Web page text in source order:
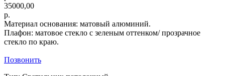
35000,00
р.
Материал основания: матовый алюминий.
Плафон: матовое стекло с зеленым оттенком/ прозрачное
стекло по краю.
Позвонить